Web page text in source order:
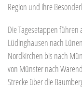
Region und ihre
Die Tagesetappen
Lüdinghausen nach
Nordkirchen bis nach
von Münster nach
Strecke über die